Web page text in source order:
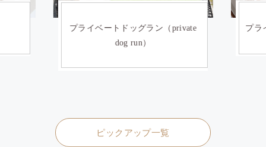
プライベートドッグラン（private
dog run）
プラ
ピックアップ一覧